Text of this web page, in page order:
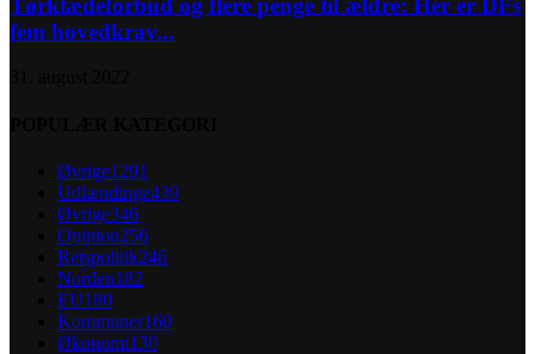
Tørklædeforbud og flere penge til ældre: Her er DFs
fem hovedkrav...
Øvrige1291
Udlændinge439
Øvrige346
Opinion256
Retspolitik246
Norden182
EU180
Kommuner160
Økonomi130